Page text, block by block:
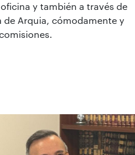
y también a través de
de Arquia, cómodamente y